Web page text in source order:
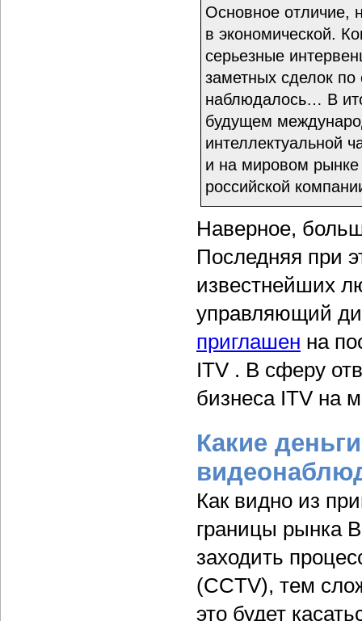
Основное отличие,
в экономической.
серьезные
заметных сделок
наблюдалось… В
будущем
интеллектуальной
и на мировом рынке
российской
Наверное,
Последняя при
известнейших
управляющий
приглашен на
ITV . В сферу
бизнеса ITV на
Какие
Как видно из
границы рынка
заходить
(CCTV), тем
это будет